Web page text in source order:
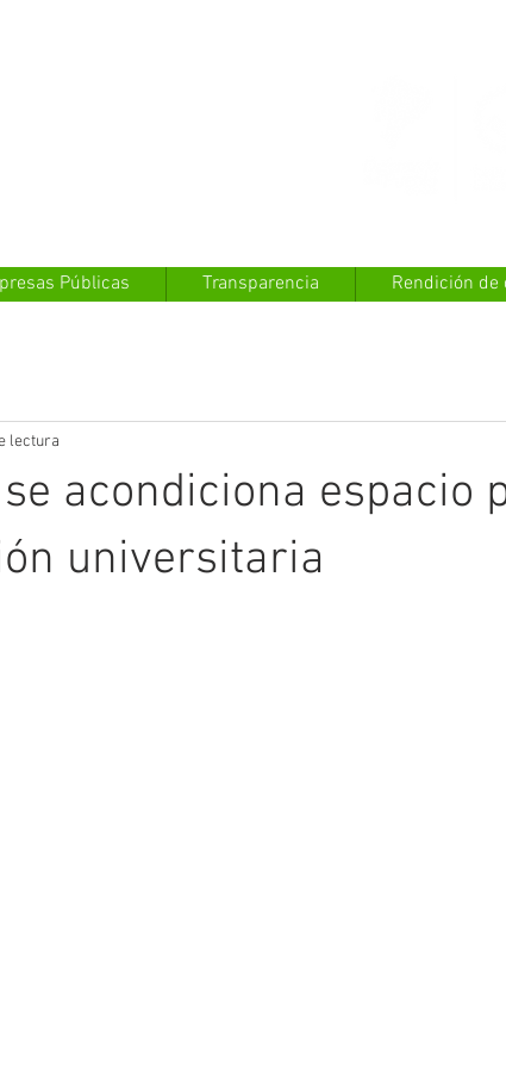
Públicas Transparencia Rendición de
acondiciona espacio
universitaria
lectura